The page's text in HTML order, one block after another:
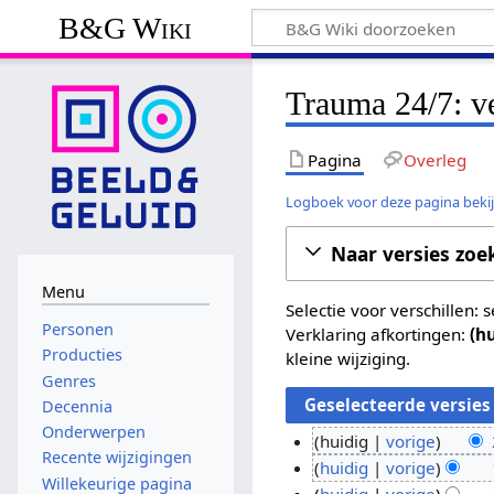
B&G Wiki
Trauma 24/7:
Pagina Overleg
Logboek voor deze pagina
Naar versies
Selectie voor verschillen:
Verklaring afkortingen:
kleine wijziging.
2
huidig vorige
G
e
huidig vorige
Menu
Personen
Producties
Genres
Decennia
Onderwerpen
Recente wijzigingen
Willekeurige pagina